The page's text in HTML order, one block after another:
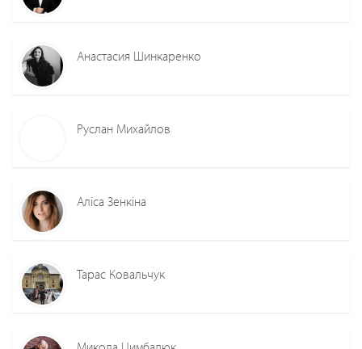
Анастасия Шинкаренко
Руслан Михайлов
Аліса Зенкіна
Тарас Ковальчук